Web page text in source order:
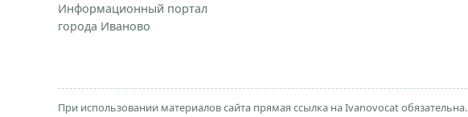
Информационный портал
города Иваново
При использовании материалов сайта прямая ссылка на Ivanovocat обязательна.